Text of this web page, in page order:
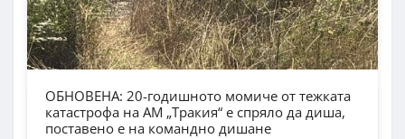
ОБНОВЕНА: 20-годишното момиче от тежката
катастрофа на АМ „Тракия“ е спряло да диша,
поставено е на командно дишане